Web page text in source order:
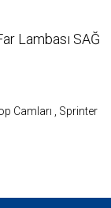
Lambası SAĞ
Camları
Sprinter